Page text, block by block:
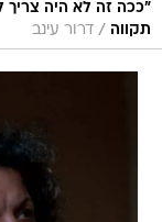
"ככה זה לא היה צריך
תקווה / דרור עינב